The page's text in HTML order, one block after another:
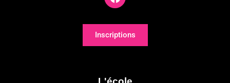
Inscriptions